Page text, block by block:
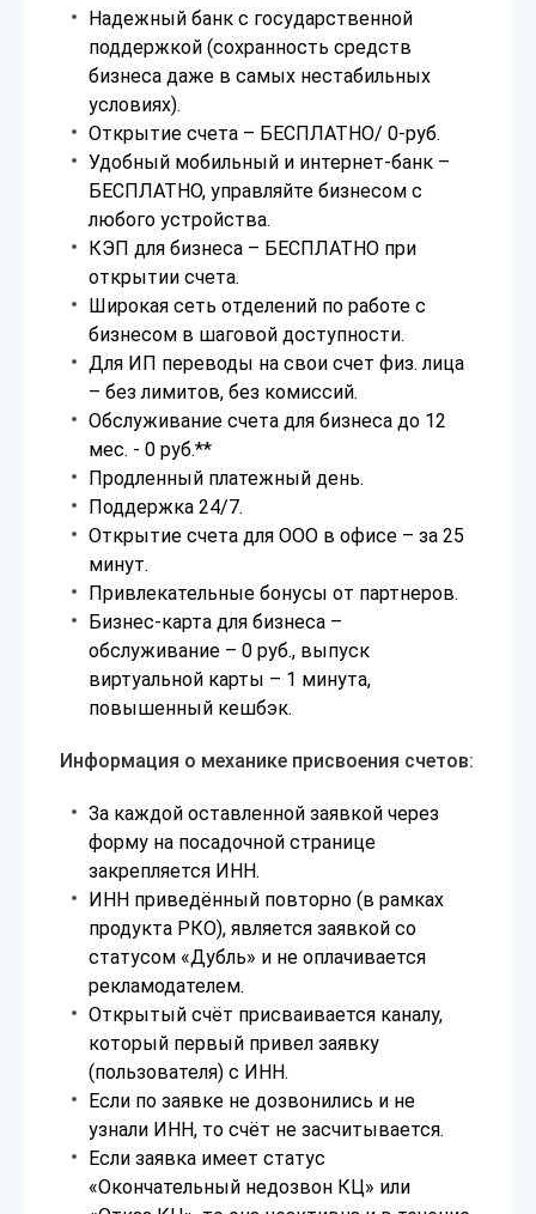
Надежный банк с государственной
поддержкой (сохранность средств
бизнеса даже в самых нестабильных
условиях).
Открытие счета – БЕСПЛАТНО/ 0-руб.
Удобный мобильный и интернет-банк –
БЕСПЛАТНО, управляйте бизнесом с
любого устройства.
КЭП для бизнеса – БЕСПЛАТНО при
открытии счета.
Широкая сеть отделений по работе с
бизнесом в шаговой доступности.
Для ИП переводы на свои счет физ. лица
– без лимитов, без комиссий.
Обслуживание счета для бизнеса до 12
мес. - 0 руб.**
Продленный платежный день.
Поддержка 24/7.
Открытие счета для ООО в офисе – за 25
минут.
Привлекательные бонусы от партнеров.
Бизнес-карта для бизнеса –
обслуживание – 0 руб., выпуск
виртуальной карты – 1 минута,
повышенный кешбэк.
Информация о механике присвоения счетов:
За каждой оставленной заявкой через
форму на посадочной странице
закрепляется ИНН.
ИНН приведённый повторно (в рамках
продукта РКО), является заявкой со
статусом «Дубль» и не оплачивается
рекламодателем.
Открытый счёт присваивается каналу,
который первый привел заявку
(пользователя) с ИНН.
Если по заявке не дозвонились и не
узнали ИНН, то счёт не засчитывается.
Если заявка имеет статус
«Окончательный недозвон КЦ» или